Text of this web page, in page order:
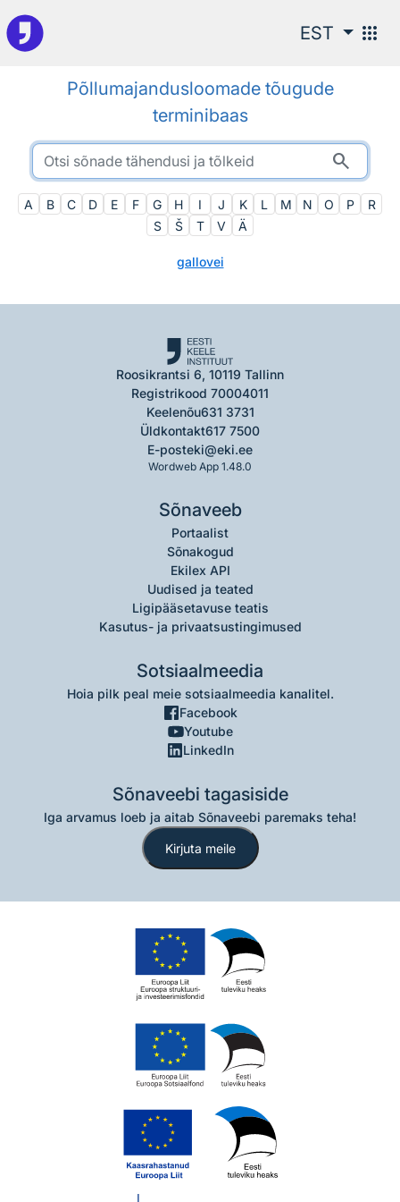
Otsingu juurde
EST apps
Põllumajandusloomade tõugude
terminibaas
search
A B C D E F G H I J K L M N O P
R
S
Š T V Ä
gallovei
Roosikrantsi 6, 10119 Tallinn
Registrikood 70004011
Keelenõu631 3731
Üldkontakt617 7500
E-posteki@eki.ee
Wordweb App 1.48.0
Sõnaveeb
Portaalist
Sõnakogud
Ekilex API
Uudised ja teated
Ligipääsetavuse teatis
Kasutus- ja privaatsustingimused
Sotsiaalmeedia
Hoia pilk peal meie sotsiaalmeedia kanalitel.
Facebook
Youtube
LinkedIn
Sõnaveebi tagasiside
Iga arvamus loeb ja aitab Sõnaveebi paremaks teha!
Kirjuta meile